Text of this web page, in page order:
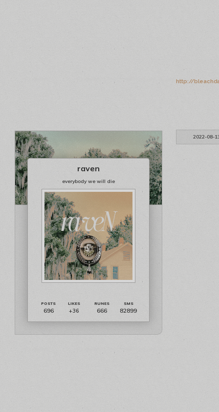
http://
2022-08-
raven
everybody we will die
696 +36 666 82899